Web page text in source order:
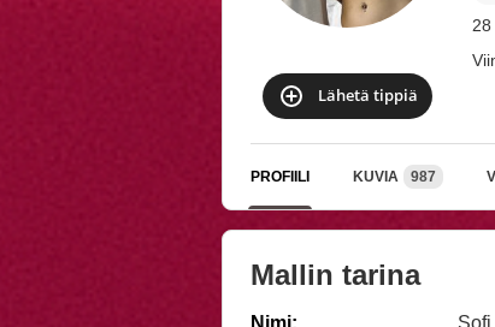
28
Lähetä tippiä
PROFIILI KUVIA 987
Mallin tarina
Nimi: